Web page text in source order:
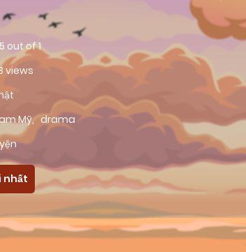
5 out of1
views
Mỹ, drama
nhất